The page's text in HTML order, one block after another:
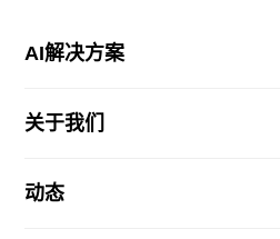
AI解决方案
关于我们
动态